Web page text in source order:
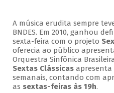
A música erudita sempre
BNDES. Em 2010, ganhou
sexta-feira com o projeto
oferecia ao público
Orquestra Sinfônica
Sextas Clássicasapresenta
semanais, contando com
as sextas-feiras às 19h.